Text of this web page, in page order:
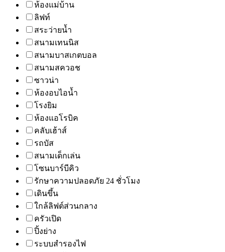
ห้องแม่บ้าน
ลิฟท์
สระว่ายน้ำ
สนามเทนนิส
สนามบาสเกตบอล
สนามสควอช
ซาวน่า
ห้องอบไอน้ำ
โรงยิม
ห้องแอโรบิค
คลับเฮ้าส์
รถบัส
สนามเด็กเล่น
โซนบาร์บีคิว
รักษาความปลอดภัย 24 ชั่วโมง
เดินขึ้น
ใกล้ลิฟต์ส่วนกลาง
ครัวเปิด
ปิ้งย่าง
ระบบสำรองไฟ